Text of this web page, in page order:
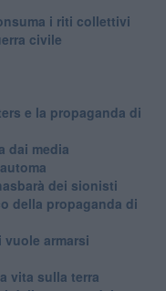
i riti collettivi
civile
e la propaganda di
dai media
dei sionisti
della propaganda di
armarsi
vita sulla terra